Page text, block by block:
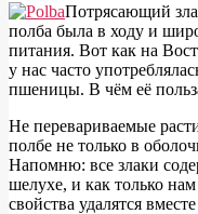
Потрясающий
полба была в ходу и
питания. Вот как на
у нас часто
пшеницы. В чём её
Не перевариваемые
полбе не только в
Напомню: все злаки
шелухе, и как только
свойства удалятся